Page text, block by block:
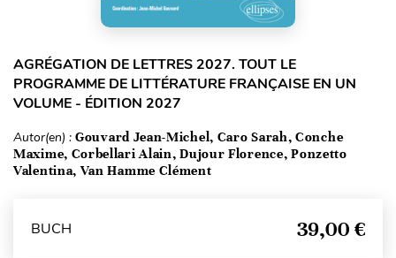
AGRÉGATION DE LETTRES 2027. TOUT LE
PROGRAMME DE LITTÉRATURE FRANÇAISE EN UN
VOLUME - ÉDITION 2027
Autor(en) : Gouvard Jean-Michel, Caro Sarah, Conche
Maxime, Corbellari Alain, Dujour Florence, Ponzetto
Valentina, Van Hamme Clément
BUCH 39,00 €